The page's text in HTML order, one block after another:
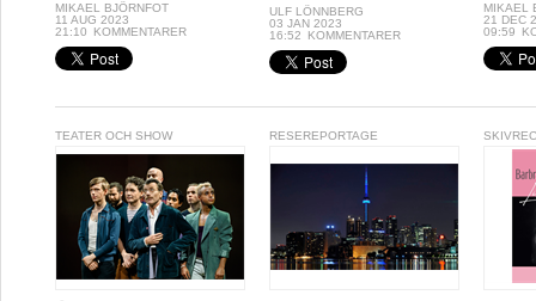
MIKAEL BJÖRNFOT
11 AUG 2023
21:10
KOMMENTARER
ULF LÖNNBERG
03 JAN 2023
16:52
KOMMENTARER
MIKAEL
21 DEC
09:59
TEATER OCH SHOW RESEREPORTAGE